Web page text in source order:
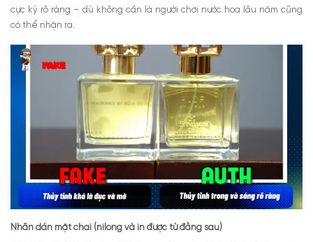
cực kỳ rõ ràng – dù không cần là người chơi nước hoa lâu năm cũng
có thể nhận ra.
Nhãn dán mặt chai (nilong và in được từ đằng sau)